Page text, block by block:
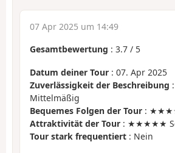
07 Apr 2025 um 14:49
Gesamtbewertung : 3.7 / 5
Datum deiner Tour : 07. Apr 2025
Zuverlässigkeit der Beschreibung
Mittelmäßig
Bequemes Folgen der Tour :
Attraktivität der Tour : ★★★★★
Tour stark frequentiert : Nein